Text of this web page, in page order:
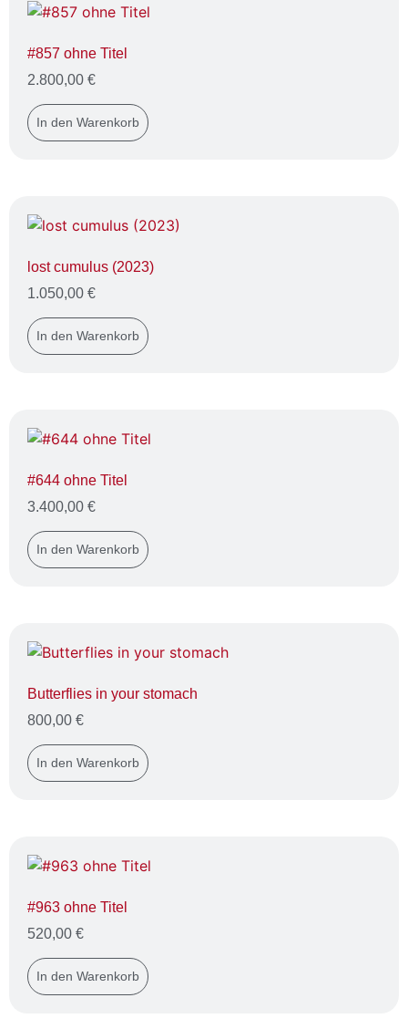
#857 ohne Titel
2.800,00 €
In den Warenkorb
lost cumulus (2023)
1.050,00 €
In den Warenkorb
#644 ohne Titel
3.400,00 €
In den Warenkorb
Butterflies in your stomach
800,00 €
In den Warenkorb
#963 ohne Titel
520,00 €
In den Warenkorb